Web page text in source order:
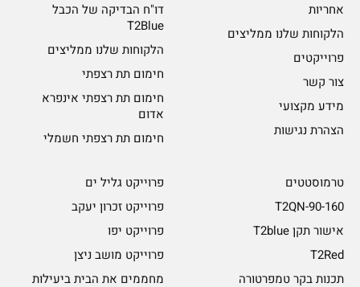
אחריות
הלקוחות שלנו ממליצים
פרוייקטים
צור קשר
מידע מקצועי
הצהרת נגישות
דו"ח הבדיקה של הכבל
T2Blue
הלקוחות שלנו ממליצים
חימום תת רצפתי
חימום תת רצפתי אינפרא
אדום
חימום תת רצפתי חשמלי
טרמוסטטים
T2QN-90-160
אישור תקן T2blue
T2Red
תכנות בקר טמפרטורה
פרוייקט גליל ים
פרוייקט זכרון יעקב
פרוייקט יפו
פרוייקט מושב ניצן
מחממים את הבית ביעילות